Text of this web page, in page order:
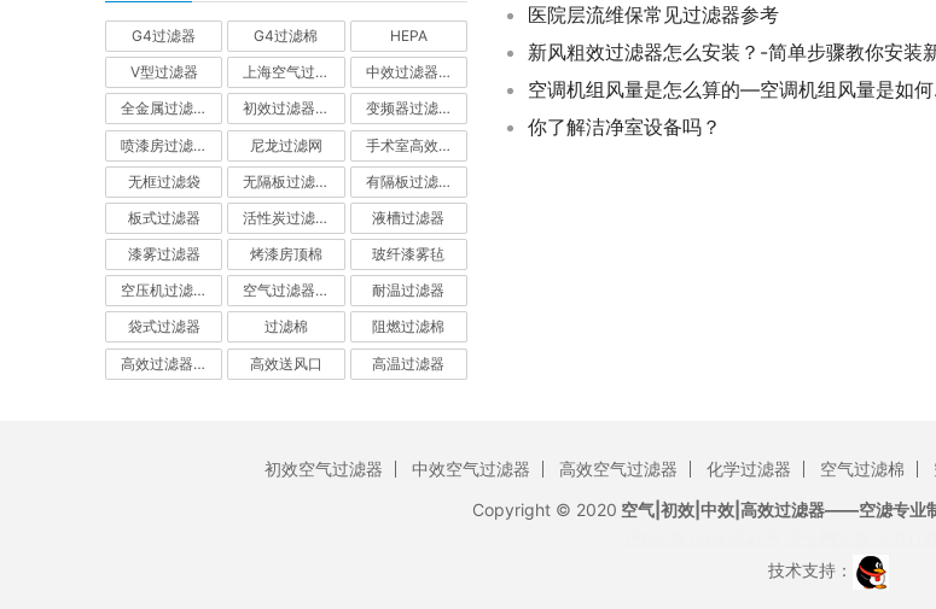
医院层流维保常见过滤器参考
空调
你了解洁净室设备吗？
G4过滤器 G4过滤棉 HEPA
V型过滤器 上海空气过滤器 中效过滤器-中效空气过滤器
全金属过滤器 初效过滤器-初效空气过滤器 变频器过滤器
喷漆房过滤棉 尼龙过滤网 手术室高效过滤器
无框过滤袋 无隔板过滤器 有隔板过滤器
板式过滤器 活性炭过滤器-活性炭空气过滤器 液槽过滤器
漆雾过滤器 烤漆房顶棉 玻纤漆雾毡
空压机过滤网 空气过滤器厂家 耐温过滤器
袋式过滤器 过滤棉 阻燃过滤棉
高效过滤器-高效空气过滤器 高效送风口 高温过滤器
初效空气过滤器 中效空气过滤器 高效空气过滤器 化学过滤器 空气过滤棉
Copyright © 2020 空气|初效|中效|高效过滤器——空滤专业
技术支持：